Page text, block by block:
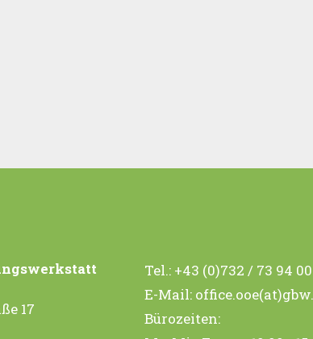
17
Tel.: +43 (0)732 / 73 94
E-Mail:
Bürozeiten: